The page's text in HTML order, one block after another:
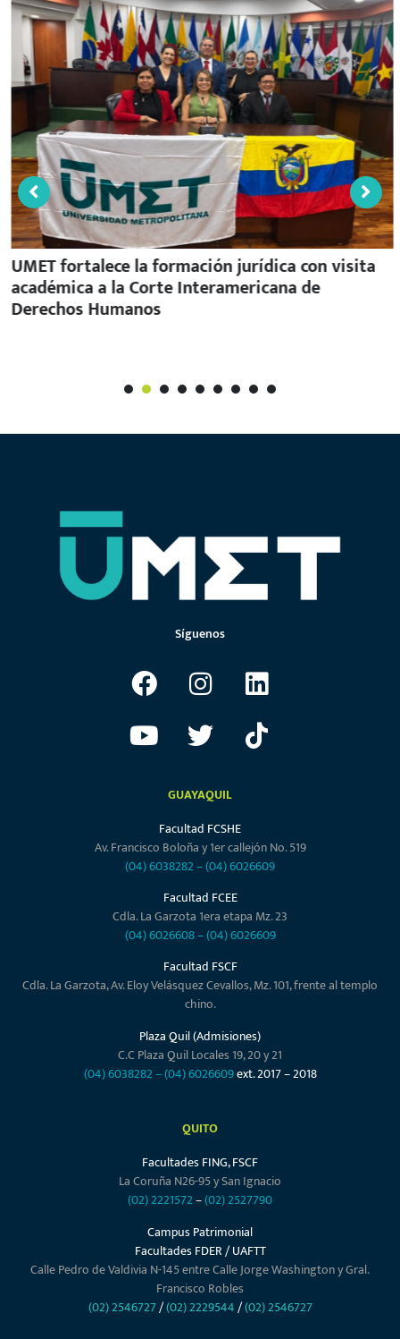
UMET fortalece la formación jurídica con visita
académica a la Corte Interamericana de
Derechos Humanos
1
Síguenos
GUAYAQUIL
Facultad FCSHE
Av. Francisco Boloña y 1er callejón No. 519
(04) 6038282–(04) 6026609
Facultad FCEE
Cdla. La Garzota 1era etapa Mz. 23
(04) 6026608–(04) 6026609
Facultad FSCF
Cdla. La Garzota, Av. Eloy Velásquez Cevallos, Mz. 101, frente al templo
chino.
Plaza Quil (Admisiones)
C.C Plaza Quil Locales 19, 20 y 21
(04) 6038282–(04) 6026609ext. 2017 – 2018
QUITO
Facultades FING, FSCF
La Coruña N26-95 y San Ignacio
(02) 2221572–(02) 2527790
Campus Patrimonial
Facultades FDER / UAFTT
Calle Pedro de Valdivia N-145 entre Calle Jorge Washington y Gral.
Francisco Robles
(02) 2546727/(02) 2229544/(02) 2546727